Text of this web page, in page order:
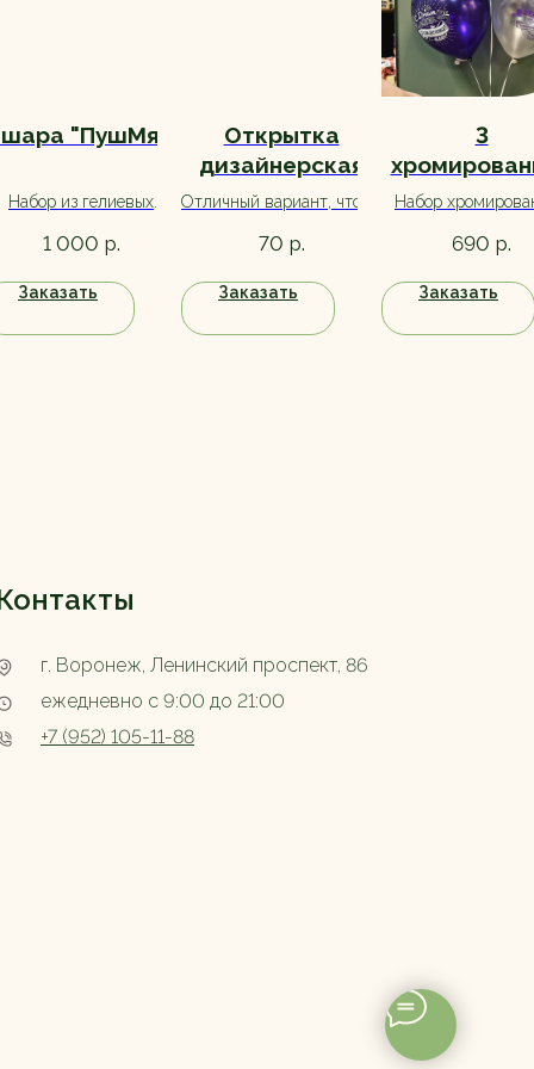
"ПушМяу"
Набор из гелиевых
для долгого полета.
1 000 р.
Заказать
Открытка
дизайнерская
Отличный вариант, чтобы
поздравление любимой
цветов точно усилится!
70 р.
Заказать
3
шарика
Набор
Рождения
690 р.
Заказать
г. Воронеж, Ленинский проспект, 86
+7 (952) 105-11-88
ежедневно с 9:00 до 21:00